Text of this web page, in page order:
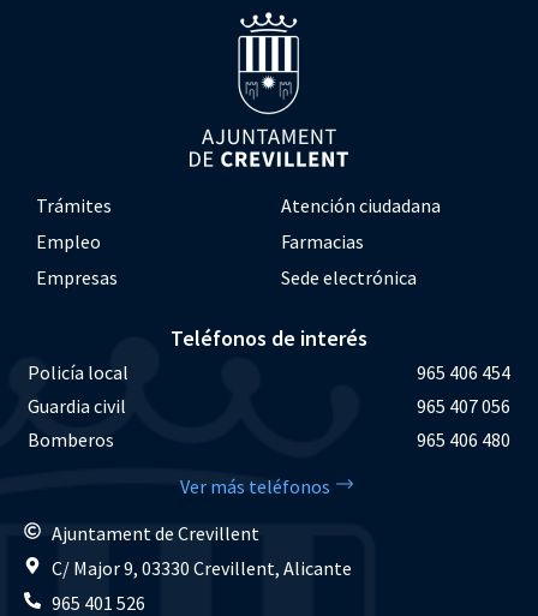
Trámites
Atención ciudadana
Empleo
Farmacias
Empresas
Sede electrónica
Teléfonos de interés
Policía local
965 406 454
Guardia civil
965 407 056
Bomberos
965 406 480
Ver más teléfonos
Ajuntament de Crevillent
C/ Major 9, 03330 Crevillent, Alicante
965 401 526